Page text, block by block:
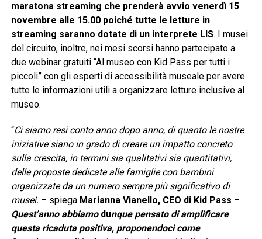
maratona streaming che prenderà avvio venerdì 15
novembre alle 15.00 poiché tutte le letture in
streaming saranno dotate di un interprete LIS. I musei
del circuito, inoltre, nei mesi scorsi hanno partecipato a
due webinar gratuiti “Al museo con Kid Pass per tutti i
piccoli” con gli esperti di accessibilità museale per avere
tutte le informazioni utili a organizzare letture inclusive al
museo.
“Ci siamo resi conto anno dopo anno, di quanto le nostre
iniziative siano in grado di creare un impatto concreto
sulla crescita, in termini sia qualitativi sia quantitativi,
delle proposte dedicate alle famiglie con bambini
organizzate da un numero sempre più significativo di
musei. – spiega Marianna Vianello, CEO di Kid Pass –
Quest’anno abbiamodunque pensato di amplificare
questa ricaduta positiva, proponendoci come